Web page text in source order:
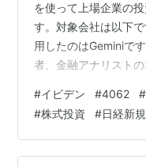
を使って上場企業の
す。対象会社は以下
用したのはGeminiで
者、金融アナリスト
す。 ICの基盤を作っ
よりはサーバー関連
を1年でみると、ここ
続いてた感じです。
#イビデン #4062 #
#株式投資 #日経新